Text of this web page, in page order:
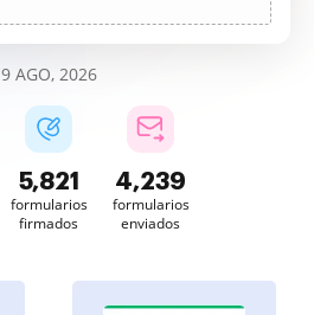
9 AGO, 2026
5,821
formularios
firmados
4,239
formularios
enviados